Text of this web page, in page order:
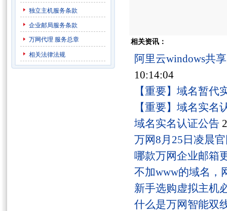
独立主机服务条款
企业邮局服务条款
万网代理 服务总章
相关法律法规
相关资讯：
阿里云windows共
10:14:04
【重要】域名暂代
【重要】域名实名
域名实名认证公告
万网8月25日凌晨
哪款万网企业邮箱
不加www的域名，
新手选购虚拟主机
什么是万网智能双